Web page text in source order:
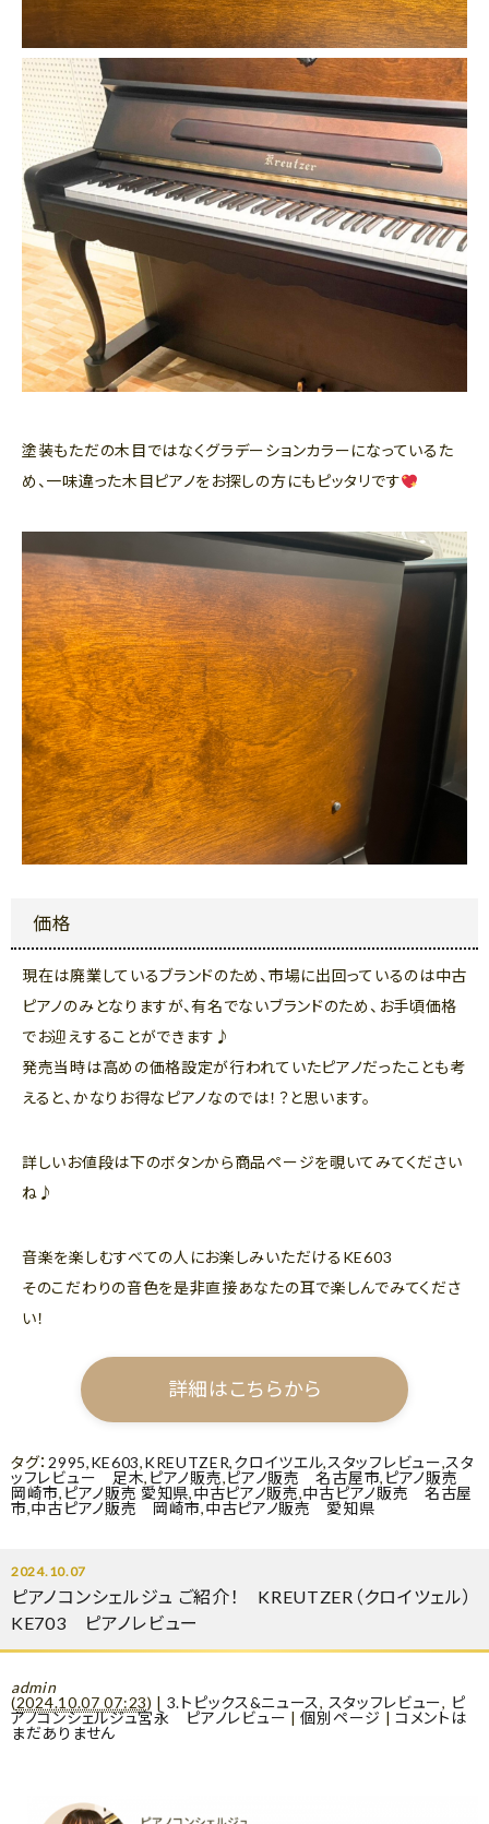
塗装もただの木目ではなくグラデーションカラーになっているた
め、一味違った木目ピアノをお探しの方にもピッタリです
価格
現在は廃業しているブランドのため、市場に出回っているのは中古
ピアノのみとなりますが、有名でないブランドのため、お手頃価格
でお迎えすることができます♪
発売当時は高めの価格設定が行われていたピアノだったことも考
えると、かなりお得なピアノなのでは！？と思います。
詳しいお値段は下のボタンから商品ページを覗いてみてください
ね♪
音楽を楽しむすべての人にお楽しみいただけるKE603
そのこだわりの音色を是非直接あなたの耳で楽しんでみてくださ
い！
詳細はこちらから
タグ： 2995,KE603,KREUTZER,クロイツエル,スタッフレビュー,スタ
ッフレビュー 足木, ピアノ販売,ピアノ販売 名古屋市, ピアノ販売
岡崎市, ピアノ販売 愛知県,中古ピアノ販売,中古ピアノ販売 名古屋
市,中古ピアノ販売 岡崎市,中古ピアノ販売 愛知県
2024.10.07
ピアノコンシェルジュ ご紹介！ KREUTZER（クロイツェル）
KE703 ピアノレビュー
admin
(2024.10.07 07:23) | 3.トピックス&ニュース, スタッフレビュー, ピ
アノコンシェルジュ宮永 ピアノレビュー |個別ページ |コメントは
まだありません